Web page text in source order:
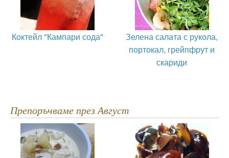
Коктейл "Кампари сода"
Зелена салата с рукола,
портокал, грейпфрут и
скариди
Препоръчваме през Август